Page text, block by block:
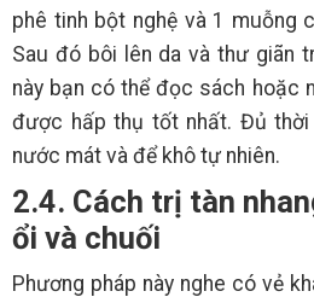
phê tinh bột nghệ và 1 muỗng
Sau đó bôi lên da và thư giãn
này bạn có thể đọc sách hoặc
được hấp thụ tốt nhất. Đủ thời
nước mát và để khô tự nhiên.
2.4. Cách trị tàn
ổi và chuối
Phương pháp này nghe có vẻ